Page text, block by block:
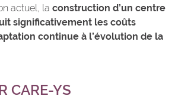
actuel, la construction d’un centre
significativement les coûts
continue à l’évolution de la
CARE-YS